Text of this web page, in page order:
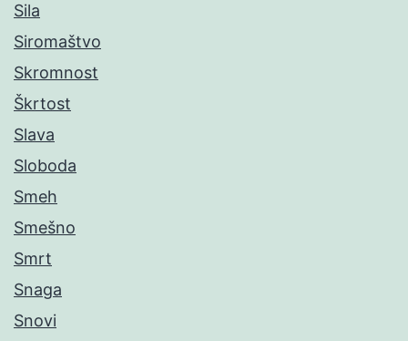
Sila
Siromaštvo
Skromnost
Škrtost
Slava
Sloboda
Smeh
Smešno
Smrt
Snaga
Snovi